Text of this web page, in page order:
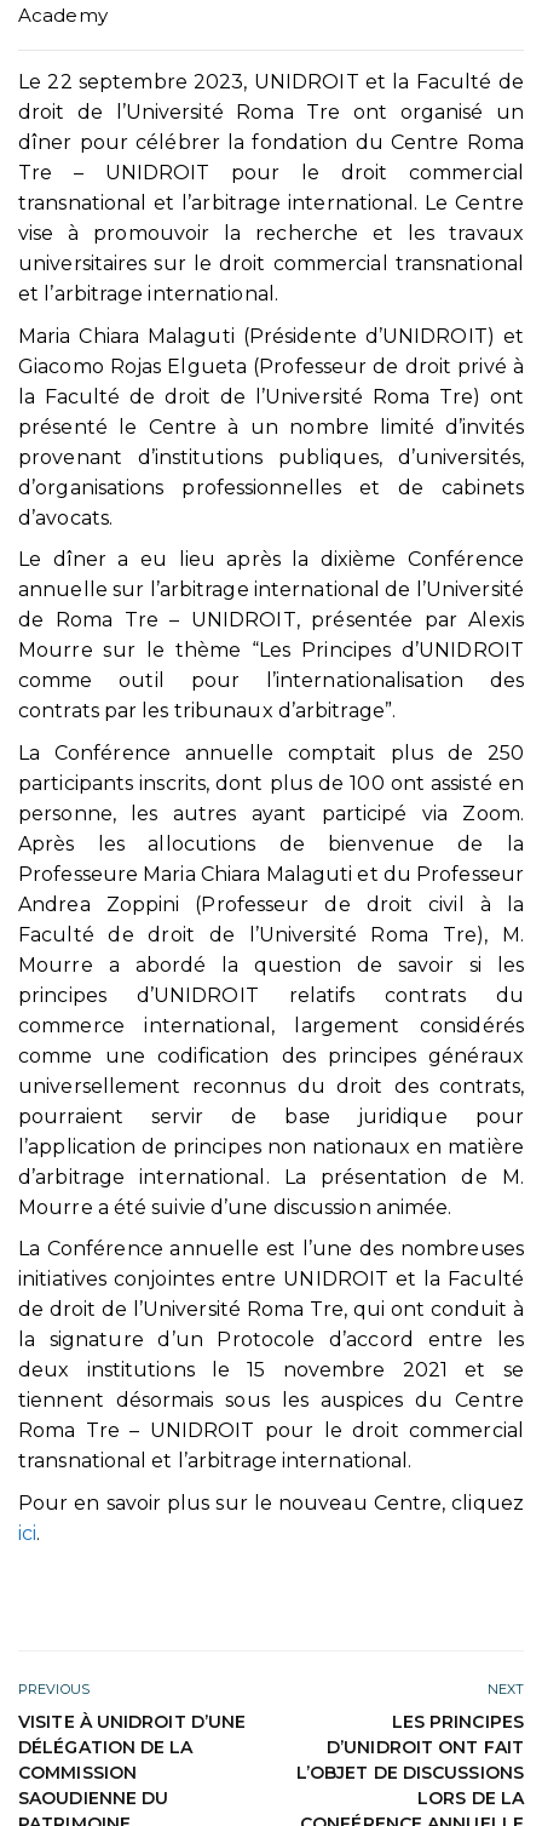
Academy
Le 22 septembre 2023, UNIDROIT et la Faculté de
droit de l’Université Roma Tre ont organisé un
dîner pour célébrer la fondation du Centre Roma
Tre – UNIDROIT pour le droit commercial
transnational et l’arbitrage international. Le Centre
vise à promouvoir la recherche et les travaux
universitaires sur le droit commercial transnational
et l’arbitrage international.
Maria Chiara Malaguti (Présidente d’UNIDROIT) et
Giacomo Rojas Elgueta (Professeur de droit privé à
la Faculté de droit de l’Université Roma Tre) ont
présenté le Centre à un nombre limité d’invités
provenant d’institutions publiques, d’universités,
d’organisations professionnelles et de cabinets
d’avocats.
Le dîner a eu lieu après la dixième Conférence
annuelle sur l’arbitrage international de l’Université
de Roma Tre – UNIDROIT, présentée par Alexis
Mourre sur le thème “Les Principes d’UNIDROIT
comme outil pour l’internationalisation des
contrats par les tribunaux d’arbitrage”.
La Conférence annuelle comptait plus de 250
participants inscrits, dont plus de 100 ont assisté en
personne, les autres ayant participé via Zoom.
Après les allocutions de bienvenue de la
Professeure Maria Chiara Malaguti et du Professeur
Andrea Zoppini (Professeur de droit civil à la
Faculté de droit de l’Université Roma Tre), M.
Mourre a abordé la question de savoir si les
principes d’UNIDROIT relatifs contrats du
commerce international, largement considérés
comme une codification des principes généraux
universellement reconnus du droit des contrats,
pourraient servir de base juridique pour
l’application de principes non nationaux en matière
d’arbitrage international. La présentation de M.
Mourre a été suivie d’une discussion animée.
La Conférence annuelle est l’une des nombreuses
initiatives conjointes entre UNIDROIT et la Faculté
de droit de l’Université Roma Tre, qui ont conduit à
la signature d’un Protocole d’accord entre les
deux institutions le 15 novembre 2021 et se
tiennent désormais sous les auspices du Centre
Roma Tre – UNIDROIT pour le droit commercial
transnational et l’arbitrage international.
Pour en savoir plus sur le nouveau Centre, cliquez
ici.
PREVIOUS
VISITE À UNIDROIT D’UNE
DÉLÉGATION DE LA
COMMISSION
SAOUDIENNE DU
NEXT
LES PRINCIPES
D’UNIDROIT ONT FAIT
L’OBJET DE DISCUSSIONS
LORS DE LA